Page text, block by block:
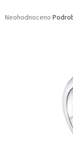
Průměrné
Neohodnoceno